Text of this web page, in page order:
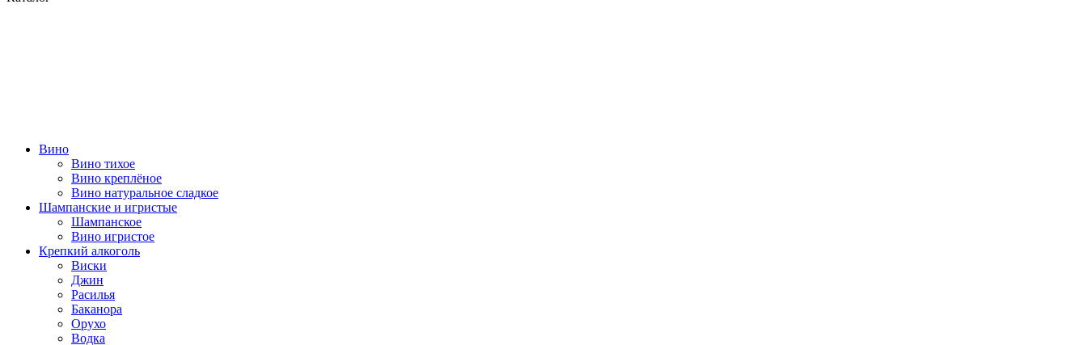
Вино
Вино тихое
Вино креплёное
Вино натуральное сладкое
Шампанские и игристые
Шампанское
Вино игристое
Крепкий алкоголь
Виски
Джин
Расилья
Баканора
Орухо
Водка